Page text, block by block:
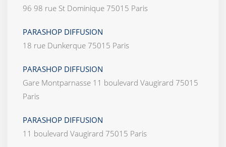
96 98 rue St Dominique 75015 Paris
PARASHOP DIFFUSION
18 rue Dunkerque 75015 Paris
PARASHOP DIFFUSION
Gare Montparnasse 11 boulevard Vaugirard 75015
Paris
PARASHOP DIFFUSION
11 boulevard Vaugirard 75015 Paris